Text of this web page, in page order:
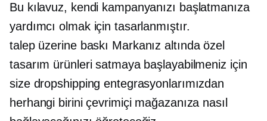
Bu kılavuz, kendi kampanyanızı başlatmanıza
yardımcı olmak için tasarlanmıştır.
talep üzerine baskı Markanız altında özel
tasarım ürünleri satmaya başlayabilmeniz için
size dropshipping entegrasyonlarımızdan
herhangi birini çevrimiçi mağazanıza nasıl